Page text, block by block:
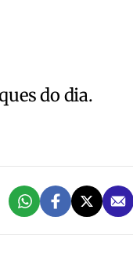
do dia.